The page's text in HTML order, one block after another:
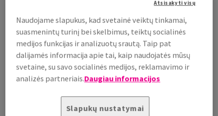
už 1 000 lap.
(88 kg )
PALAIKOMA SANDĖLYJE
Kiekių palyginimas
lap.
Naudojame slapukus, kad svetainė veiktų tinkamai,
suasmenintų turinį bei skelbimus, teiktų socialinės
medijos funkcijas ir analizuotų srautą. Taip pat
dalijamės informacija apie tai, kaip naudojatės mūsų
svetaine, su savo socialinės medijos, reklamavimo ir
analizės partneriais.Daugiau informacijos
Slapukų nustatymai
Atsisakyti visų